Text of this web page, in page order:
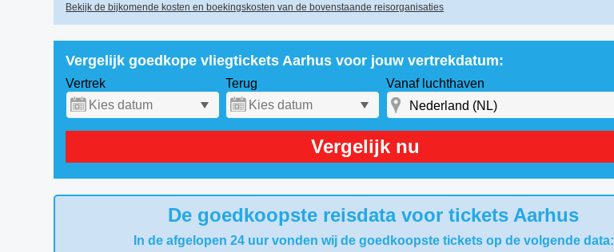
Bekijk de bijkomende kosten en boekingskosten van de bovenstaande reisorganisaties
Vergelijk goedkope vliegtickets Aarhus voor jouw vertrekdatum:
Vertrek Terug Vanaf luchthaven
Vergelijk nu
De goedkoopste reisdata voor tickets Aarhus
In de afgelopen 24 uur vonden wij de goedkoopste tickets op de volgende data: